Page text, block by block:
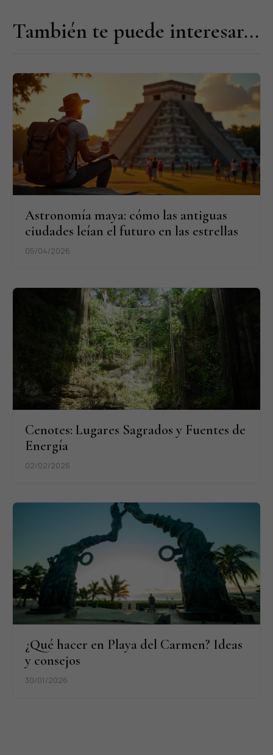
También te puede interesar...
Astronomía maya: cómo las antiguas
ciudades leían el futuro en las estrellas
05/04/2026
Cenotes: Lugares Sagrados y Fuentes de
Energía
02/02/2026
¿Qué hacer en Playa del Carmen? Ideas
y consejos
30/01/2026